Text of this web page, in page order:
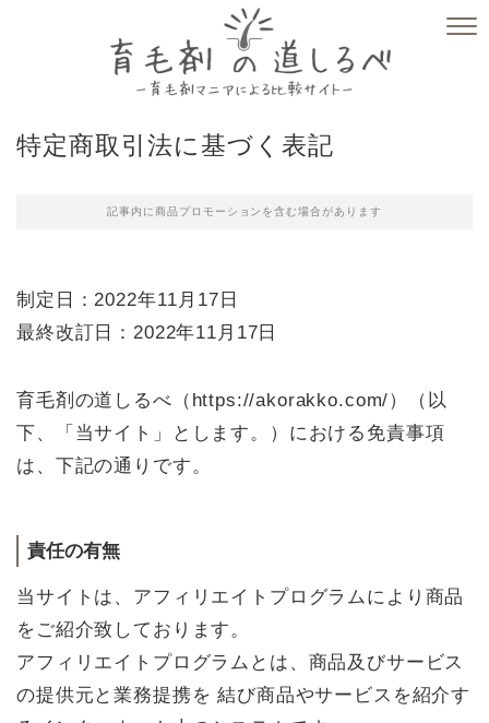
特定商取引法に基づく表記
記事内に商品プロモーションを含む場合があります
制定日：2022年11月17日
最終改訂日：2022年11月17日
育毛剤の道しるべ（https://akorakko.com/）
（以
下、「当サイト」とします。）における免責事項
は、下記の通りです。
責任の有無
当サイトは、アフィリエイトプログラムにより商品
をご紹介致しております。
アフィリエイトプログラムとは、商品及びサービス
の提供元と業務提携を 結び商品やサービスを紹介す